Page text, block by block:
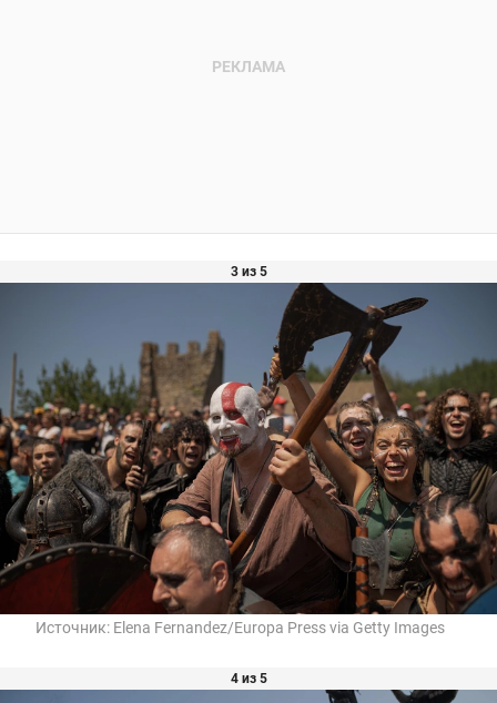
3 из 5
Источник: Elena Fernandez/Europa Press via Getty Images
4 из 5